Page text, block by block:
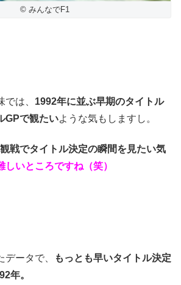
© みんなでF1
は、 1992年に並ぶ早期のタイトル
GPで観たいような気もしますし。
戦でタイトル決定の瞬間を見たい気
しいところですね（笑）
ータで、
もっとも早いタイトル決定
年。